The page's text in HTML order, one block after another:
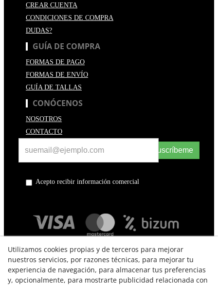
CREAR CUENTA
CONDICIONES DE COMPRA
DUDAS?
GUÍA DE COMPRA
FORMAS DE PAGO
FORMAS DE ENVÍO
GUÍA DE TALLAS
CONÓCENOS
NOSOTROS
CONTACTO
Suscríbeme
Acepto recibir información comercial
Utilizamos cookies propias y de terceros para mejorar
nuestros servicios, por razones técnicas, para mejorar tu
experiencia de navegación, para almacenar tus preferencias
y, opcionalmente, para mostrarte publicidad relacionada con